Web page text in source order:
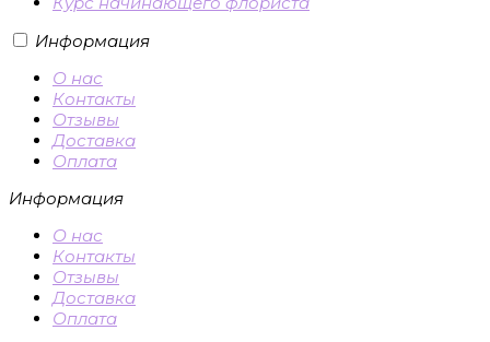
Информация
О нас
Контакты
Отзывы
Доставка
Оплата
Информация
О нас
Контакты
Отзывы
Доставка
Оплата